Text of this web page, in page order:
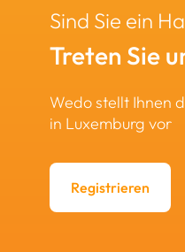
Sind Sie ein
Treten Sie
Wedo stellt Ihnen
in Luxemburg vor
Registrieren